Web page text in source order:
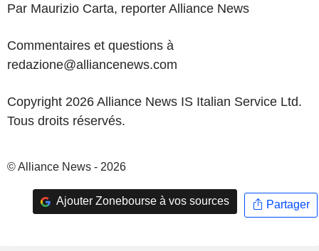
Par Maurizio Carta, reporter Alliance News
Commentaires et questions à
redazione@alliancenews.com
Copyright 2026 Alliance News IS Italian Service Ltd.
Tous droits réservés.
© Alliance News - 2026
Ajouter Zonebourse à vos sources Partager